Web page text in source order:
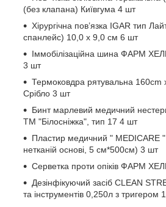
(без клапана) Київгума 4 шт
Хірургічна пов’язка IGAR тип
спанлейс) 10,0 х 9,0 см 6 шт
Іммобілізаційна шина ФАРМ
3 шт
Термоковдра рятувальна 160cm
Срібло 3 шт
Бинт марлевий медичний
ТМ "Білосніжка", тип 17 4 шт
Пластир медичний " MEDICARE "
нетканій основі, 5 см*500см) 3 шт
Серветка проти опіків ФАРМ
Дезінфікуючий засіб CLEAN
та інструментів 0,250л з тригером